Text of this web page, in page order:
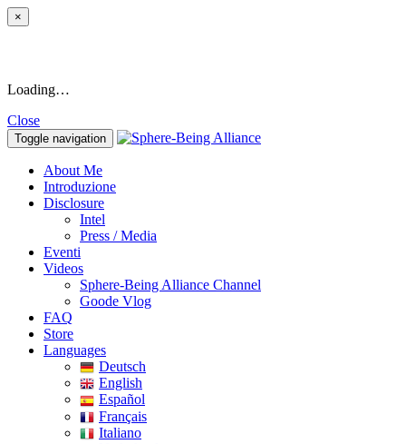
×
Loading…
Close
Toggle navigation
About Me
Introduzione
Disclosure
Intel
Press / Media
Eventi
Videos
Sphere-Being Alliance Channel
Goode Vlog
FAQ
Store
Languages
Deutsch
English
Español
Français
Italiano